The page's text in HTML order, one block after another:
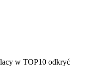
w TOP10 odkryć